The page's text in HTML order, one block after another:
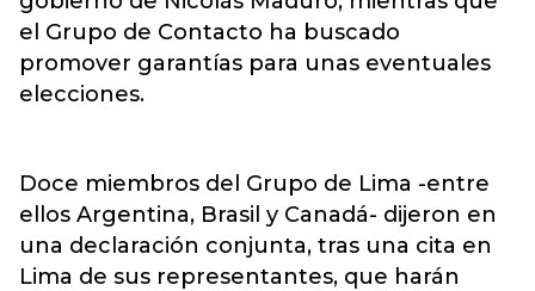
el Grupo de Contacto ha buscado
promover garantías para unas eventuales
elecciones.
Doce miembros del Grupo de Lima -entre
ellos Argentina, Brasil y Canadá- dijeron en
una declaración conjunta, tras una cita en
Lima de sus representantes, que harán